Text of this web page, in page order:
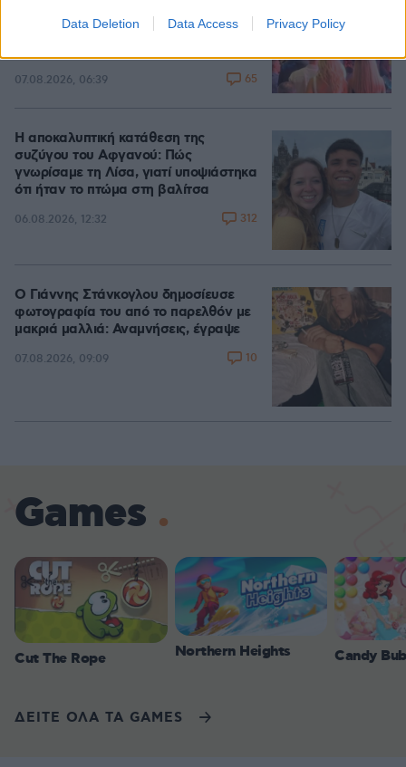
Data Deletion Data Access Privacy Policy
Ηγουμενίτσα: Του τα επέστρεψε στο
κεφάλι και είπε «εσένα σ' αρέσει
07.08.2026, 06:39 65
Η αποκαλυπτική κατάθεση της
συζύγου του Αφγανού: Πώς
γνωρίσαμε τη Λίσα, γιατί υποψιάστηκα
ότι ήταν το πτώμα στη βαλίτσα
06.08.2026, 12:32 312
Ο Γιάννης Στάνκογλου δημοσίευσε
φωτογραφία του από το παρελθόν με
μακριά μαλλιά: Αναμνήσεις, έγραψε
07.08.2026, 09:09 10
Games
Cut The Rope Northern Heights Candy
ΔΕΙΤΕ ΟΛΑ ΤΑ GAMES